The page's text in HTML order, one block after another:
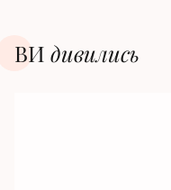
ВИ дивилиcь